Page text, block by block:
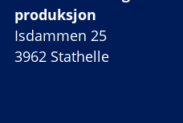
produksjon
Isdammen 25
3962 Stathelle